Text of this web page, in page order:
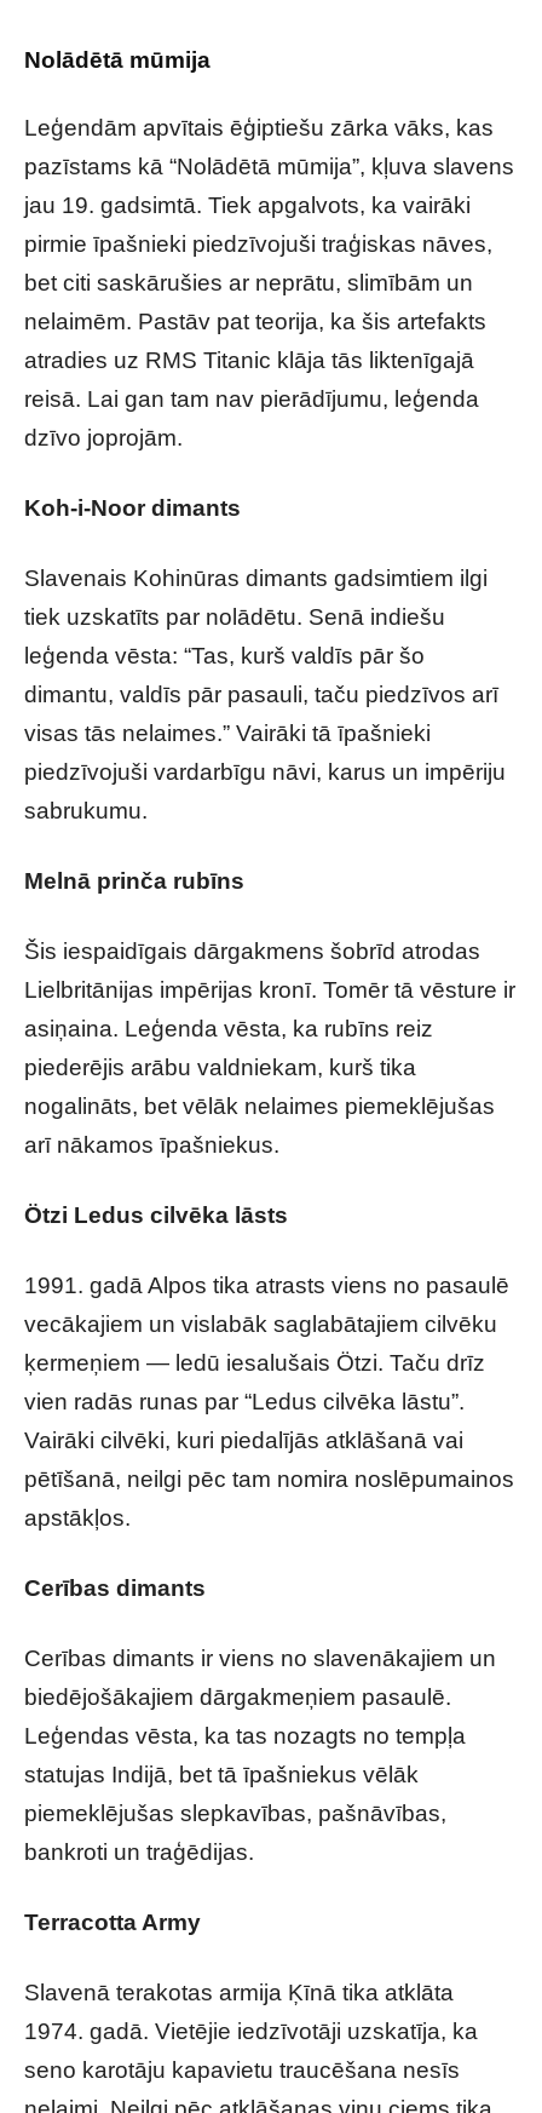
Nolādētā mūmija
Leģendām apvītais ēģiptiešu zārka vāks, kas
pazīstams kā “Nolādētā mūmija”, kļuva slavens
jau 19. gadsimtā. Tiek apgalvots, ka vairāki
pirmie īpašnieki piedzīvojuši traģiskas nāves,
bet citi saskārušies ar neprātu, slimībām un
nelaimēm. Pastāv pat teorija, ka šis artefakts
atradies uz RMS Titanic klāja tās liktenīgajā
reisā. Lai gan tam nav pierādījumu, leģenda
dzīvo joprojām.
Koh-i-Noordimants
Slavenais Kohinūras dimants gadsimtiem ilgi
tiek uzskatīts par nolādētu. Senā indiešu
leģenda vēsta: “Tas, kurš valdīs pār šo
dimantu, valdīs pār pasauli, taču piedzīvos arī
visas tās nelaimes.” Vairāki tā īpašnieki
piedzīvojuši vardarbīgu nāvi, karus un impēriju
sabrukumu.
Melnā prinča rubīns
Šis iespaidīgais dārgakmens šobrīd atrodas
Lielbritānijas impērijas kronī. Tomēr tā vēsture ir
asiņaina. Leģenda vēsta, ka rubīns reiz
piederējis arābu valdniekam, kurš tika
nogalināts, bet vēlāk nelaimes piemeklējušas
arī nākamos īpašniekus.
Ötzi Ledus cilvēka lāsts
1991. gadā Alpos tika atrasts viens no pasaulē
vecākajiem un vislabāk saglabātajiem cilvēku
ķermeņiem — ledū iesalušais Ötzi. Taču drīz
vien radās runas par “Ledus cilvēka lāstu”.
Vairāki cilvēki, kuri piedalījās atklāšanā vai
pētīšanā, neilgi pēc tam nomira noslēpumainos
apstākļos.
Cerības dimants
Cerības dimants ir viens no slavenākajiem un
biedējošākajiem dārgakmeņiem pasaulē.
Leģendas vēsta, ka tas nozagts no tempļa
statujas Indijā, bet tā īpašniekus vēlāk
piemeklējušas slepkavības, pašnāvības,
bankroti un traģēdijas.
Terracotta Army
Slavenā terakotas armija Ķīnā tika atklāta
1974. gadā. Vietējie iedzīvotāji uzskatīja, ka
seno karotāju kapavietu traucēšana nesīs